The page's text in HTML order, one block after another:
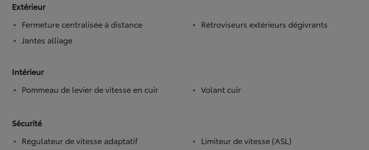
Extérieur
Fermeture centralisée à distance
Jantes alliage
Rétroviseurs extérieurs dégivrants
Intérieur
Pommeau de levier de vitesse en cuir
Volant cuir
Sécurité
Régulateur de vitesse adaptatif
Limiteur de vitesse (ASL)